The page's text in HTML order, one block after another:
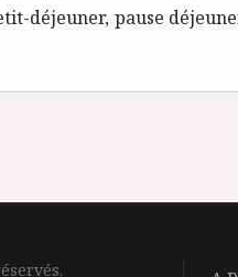
déjeuner, pause